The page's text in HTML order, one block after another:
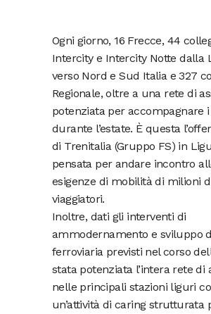
Ogni giorno, 16 Frecce, 44
Intercity e Intercity Notte dalla
verso Nord e Sud Italia e 327
Regionale, oltre a una rete di
potenziata per accompagnare
durante l’estate. È questa
di Trenitalia (Gruppo FS) in
pensata per andare incontro
esigenze di mobilità di milioni
viaggiatori.
Inoltre, dati gli interventi di
ammodernamento e sviluppo
ferroviaria previsti nel corso
stata potenziata l’intera rete di
nelle principali stazioni liguri
un’attività di caring strutturata